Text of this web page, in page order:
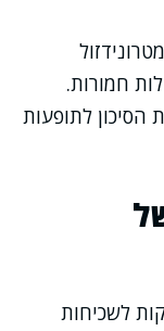
חמורות.
הסיכון לתופעות
לשכיחות